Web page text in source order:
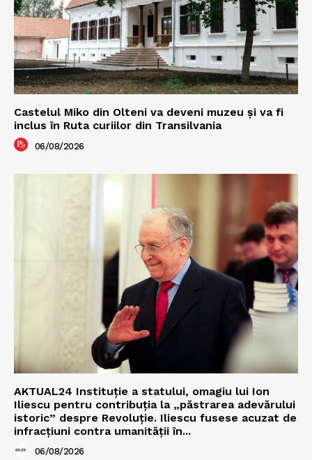
Castelul Miko din Olteni va deveni muzeu şi va fi
inclus în Ruta curiilor din Transilvania
06/08/2026
AKTUAL24 Instituție a statului, omagiu lui Ion
Iliescu pentru contribuția la „păstrarea adevărului
istoric” despre Revoluție. Iliescu fusese acuzat de
infracțiuni contra umanității în...
06/08/2026